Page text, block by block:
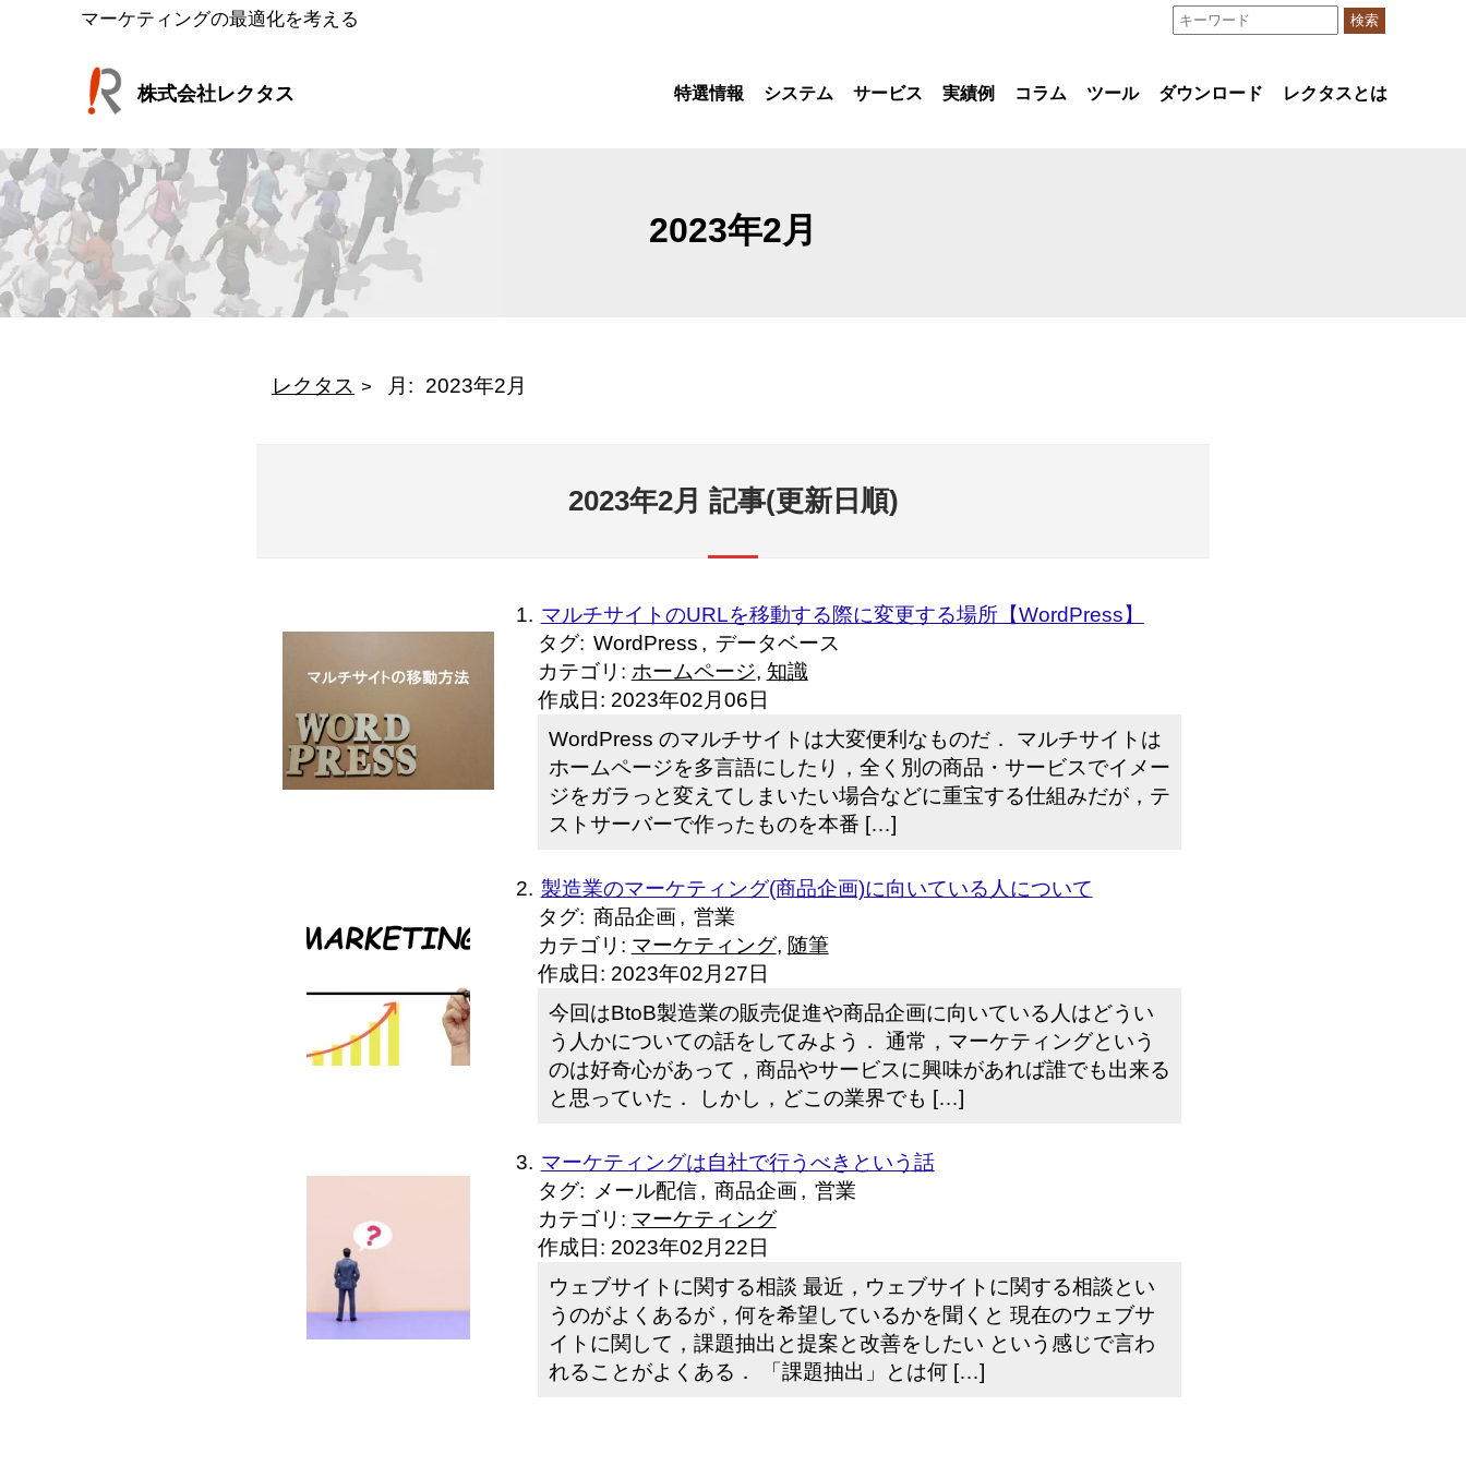
へ
ス
キ
ッ
プ
マーケティングの最適化を考える 検索
株式会社レクタス 特選情報 システム サービス 実績例 コラム ツール ダウンロード レクタスとは
2023年2月
レクタス 月: 2023年2月
2023年2月 記事(更新日順)
マルチサイトのURLを移動する際に変更する場所【WordPress】
タグ: WordPress , データベース
カテゴリ: ホームページ, 知識
作成日: 2023年02月06日
WordPress のマルチサイトは大変便利なものだ． マルチサイトは
ホームページを多言語にしたり，全く別の商品・サービスでイメー
ジをガラっと変えてしまいたい場合などに重宝する仕組みだが，テ
ストサーバーで作ったものを本番 […]
製造業のマーケティング(商品企画)に向いている人について
タグ: 商品企画 , 営業
カテゴリ: マーケティング, 随筆
作成日: 2023年02月27日
今回はBtoB製造業の販売促進や商品企画に向いている人はどうい
う人かについての話をしてみよう． 通常，マーケティングという
のは好奇心があって，商品やサービスに興味があれば誰でも出来る
と思っていた． しかし，どこの業界でも […]
マーケティングは自社で行うべきという話
タグ:
メール配信 , 商品企画 , 営業
カテゴリ: マーケティング
作成日: 2023年02月22日
ウェブサイトに関する相談 最近，ウェブサイトに関する相談とい
うのがよくあるが，何を希望しているかを聞くと 現在のウェブサ
イトに関して，課題抽出と提案と改善をしたい という感じで言わ
れることがよくある． 「課題抽出」とは何 […]